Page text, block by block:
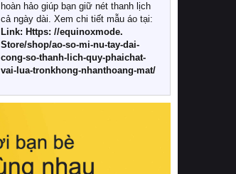
Khác với các dòng sản phẩm thông
thường, những bộ chăn ga gối đệm
cao cấp trải qua quy trình sản xuất
nghiêm ngặt từ khâu chọn lọc nguyên
liệu tự nhiên đến công nghệ dệt
nhuộm hiện đại không chứa hóa chất
này, bạn sẽ cảm nhận rõ rệt sự khác
hồi chuẩn xác của phần đệm nâng đỡ
cột sống.
hoàn hảo giúp bạn giữ nét thanh lịch
cả ngày dài. Xem chi tiết mẫu áo tại:
Link: Https: //equinoxmode.
Store/shop/ao-so-mi-nu-tay-dai-
cong-so-thanh-lich-quy-phaichat-
vai-lua-tronkhong-nhanthoang-mat/